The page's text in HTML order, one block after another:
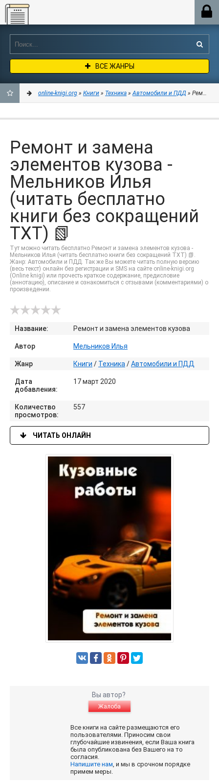
Online-knigi.org
ВСЕ ЖАНРЫ
ЗАКЛАДКИ
online-knigi.org » Книги » Техника »Автомобили и ПДД » Ремонт и
Ремонт и замена
элементов кузова -
Мельников Илья
(читать бесплатно
книги без сокращений
TXT) 📗
Тут можно читать бесплатно Ремонт и замена элементов кузова -
Мельников Илья (читать бесплатно книги без сокращений TXT) 📗.
Жанр: Автомобили и ПДД. Так же Вы можете читать полную версию
(весь текст) онлайн без регистрации и SMS на сайте online-knigi.org
(Online knigi) или прочесть краткое содержание, предисловие
(аннотацию), описание и ознакомиться с отзывами (комментариями) о
произведении.
Название: Ремонт и замена элементов кузова
Автор Мельников Илья
Жанр Книги / Техника /Автомобили и ПДД
Дата
добавления:
17 март 2020
Количество
просмотров:
557
ЧИТАТЬ ОНЛАЙН
Вы автор?
Жалоба
Все книги на сайте размещаются его
пользователями. Приносим свои
глубочайшие извинения, если Ваша книга
была опубликована без Вашего на то
согласия.
Напишите нам, и мы в срочном порядке
примем меры.